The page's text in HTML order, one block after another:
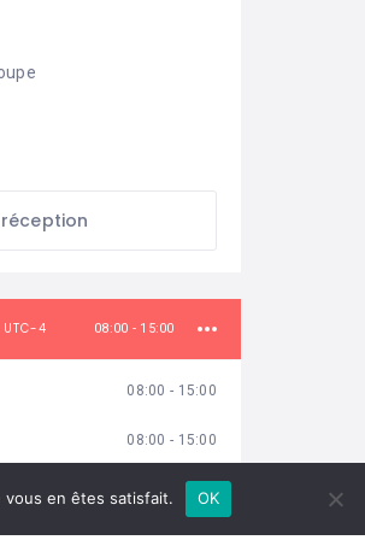
UTC-4 08:00 - 15:00
08:00 - 15:00
08:00 - 15:00
08:00 - 15:00
en êtes satisfait. OK